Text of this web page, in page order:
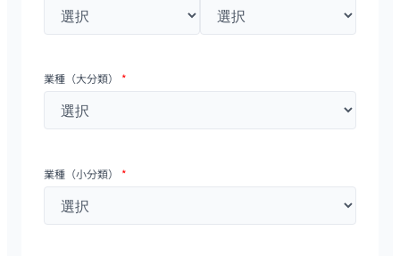
業種（大分類） *
業種（小分類） *